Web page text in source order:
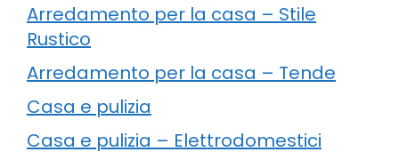
Arredamento per la casa – Stile
Rustico
Arredamento per la casa – Tende
Casa e pulizia
Casa e pulizia – Elettrodomestici